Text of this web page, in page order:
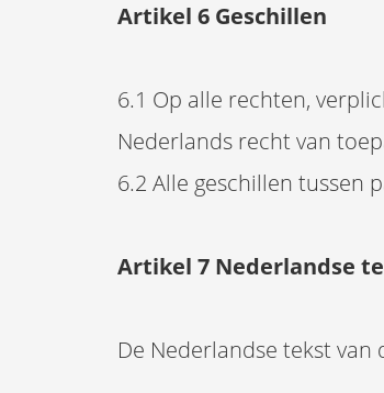
Artikel 6 Geschillen
6.1 Op alle rechten,
Nederlands recht van
6.2 Alle geschillen tussen
Artikel 7 Nederlandse
De Nederlandse tekst